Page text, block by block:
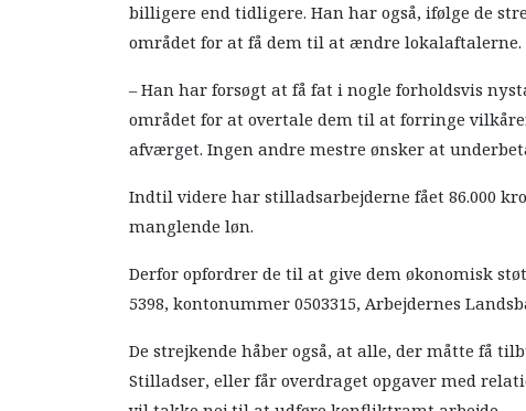
billigere end tidligere. Han har også, ifølge de
området for at få dem til at ændre lokalaftalerne.
– Han har forsøgt at få fat i nogle forholdsvis
området for at overtale dem til at forringe
afværget. Ingen andre mestre ønsker at
Indtil videre har stilladsarbejderne fået 86.000
manglende løn.
Derfor opfordrer de til at give dem økonomisk
5398, kontonummer 0503315, Arbejdernes
De strejkende håber også, at alle, der måtte få
Stilladser, eller får overdraget opgaver med